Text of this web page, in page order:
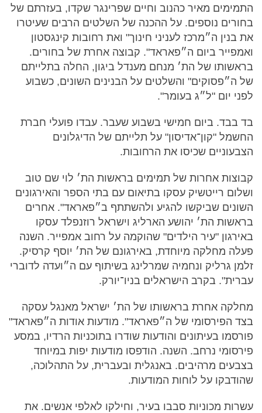
התמימים מאיר כהנוב וחיים שפרינגר שקדו, בעזרתם של
בחורים נוספים. על ההכנה של השלטים הרבים שעיטרו
את בנין ה״מרכז לעניני חינוך" ואת רחובות קינגסטון
ואמפייר ביום ה״פאראד". קבוצה אחרת של בחורים.
בראשותו של הת׳ מנחם מענדל ביגון, החלה בתלייתם
של ה״פסוקים" והשלטים על הבנינים השונים, כשבוע
לפני יום "ל״ג בעומר".
בד בבד. ביום חמישי בשבוע שעבר. עבדו פועלי חברת
החשמל "קון־אדיסון" על תלייתם של הדיגלונים
הצבעוניים שכיסו את הרחובות.
קבוצות אחרות של תמימים בראשות הת׳ לוי שם טוב
ושלום רייטשיק עסקו בתיאום עם בתי הספר והאירגונים
השונים שביקשו להגיע ולהשתתף ב״פאראד". אחרים
בראשות הת׳ יהושע הארליג וישראל רוזנפלד עסקו
באירגון "עיר הילדים" שהוקמה על רחוב אמפייר. השנה
פעלה מחלקה מיוחדת, באירגונם של הת׳ יוסף קרסיק.
זלמן גרליק ונחמיה שמרלינג בשיתוף עם ה״ועדה לדוברי
עברית". בקרב הישראלים בניו־יורק.
מחלקה אחרת בראשותו של הת׳ ישראל מאנגל עסקה
בצד הפירסומי של ה״פאראד". מודעות אודות ה״פאראד"
פורסמו בעיתונים והודעות שודרו בתוכניות הרדיו, במסע
פירסומי נרחב. השנה. הודפסו מודעות יפות במיוחד
בצבעים מרהיבים. באנגלית ובעברית, על התהלוכה,
שהודבקו על לוחות המודעות.
עשרות מכוניות סבבו בעיר, וחילקו לאלפי אנשים. את